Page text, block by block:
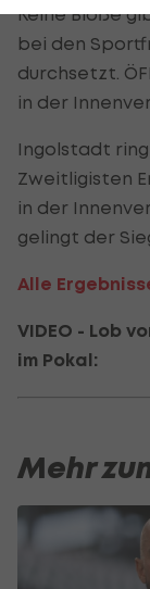
Keine Blöße
bei den
durchsetzt.
in der
Ingolstadt
Zweitligisten
in der
gelingt der
Alle
VIDEO - Lob
im Pokal:
Mehr